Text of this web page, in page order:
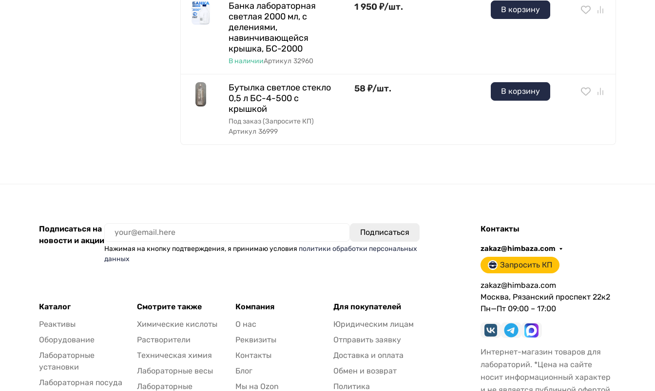
Банка лабораторная
светлая 2000 мл, с
делениями,
навинчивающейся
крышка, БС-2000
В наличииАртикул 32960
1 950 ₽/шт. В корзину
Бутылка светлое стекло
0,5 л БС-4-500 с
крышкой
Под заказ (Запросите КП)
Артикул 36999
58 ₽/шт. В корзину
Подписаться на
новости и акции
Нажимая на кнопку подтверждения, я принимаю условия политики обработки персональных
данных
Каталог
Реактивы
Оборудование
Лабораторные
установки
Лабораторная посуда
Смотрите также
Химические кислоты
Растворители
Техническая химия
Лабораторные весы
Лабораторные
Компания
О нас
Реквизиты
Контакты
Блог
Мы на Ozon
Для покупателей
Юридическим лицам
Отправить заявку
Доставка и оплата
Обмен и возврат
Политика
Контакты
zakaz@himbaza.com
Запросить КП
zakaz@himbaza.com
Москва, Рязанский проспект 22к2
Пн—Пт 09:00 – 17:00
Интернет-магазин товаров для
лабораторий. *Цена на сайте
носит информационный характер